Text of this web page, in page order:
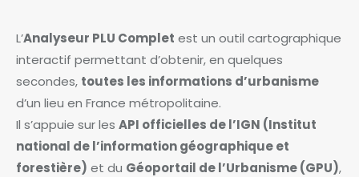
L’Analyseur PLU Complet est un outil cartographique
interactif permettant d’obtenir, en quelques
secondes, toutes les informations d’urbanisme
d’un lieu en France métropolitaine.
Il s’appuie sur les API officielles de l’IGN (Institut
national de l’information géographique et
forestière) et du Géoportail de l’Urbanisme (GPU),